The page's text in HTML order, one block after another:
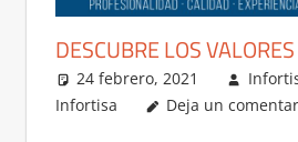
DESCUBRE LOS
24 febrero, 2021
Infortisa
Deja un